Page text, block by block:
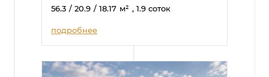
56.3 / 20.9 / 18.17 м² , 1.9 соток
подробнее